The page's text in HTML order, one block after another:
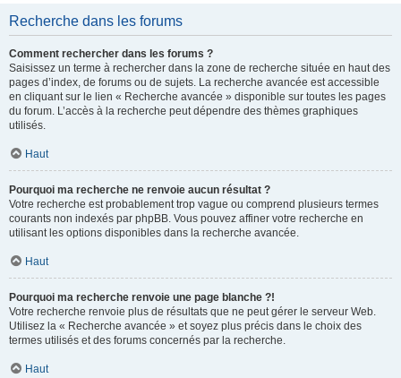
Recherche dans les forums
Comment rechercher dans les forums ?
Saisissez un terme à rechercher dans la zone de recherche située en haut des
pages d’index, de forums ou de sujets. La recherche avancée est accessible
en cliquant sur le lien « Recherche avancée » disponible sur toutes les pages
du forum. L’accès à la recherche peut dépendre des thèmes graphiques
utilisés.
Haut
Pourquoi ma recherche ne renvoie aucun résultat ?
Votre recherche est probablement trop vague ou comprend plusieurs termes
courants non indexés par phpBB. Vous pouvez affiner votre recherche en
utilisant les options disponibles dans la recherche avancée.
Haut
Pourquoi ma recherche renvoie une page blanche ?!
Votre recherche renvoie plus de résultats que ne peut gérer le serveur Web.
Utilisez la « Recherche avancée » et soyez plus précis dans le choix des
termes utilisés et des forums concernés par la recherche.
Haut